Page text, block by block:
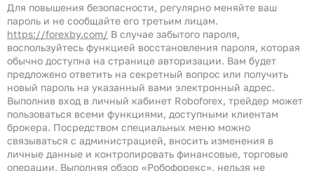
Для повышения безопасности‚ регулярно меняйте ваш
пароль и не сообщайте его третьим лицам.
https://forexby.com/ В случае забытого пароля‚
воспользуйтесь функцией восстановления пароля‚ которая
обычно доступна на странице авторизации. Вам будет
предложено ответить на секретный вопрос или получить
новый пароль на указанный вами электронный адрес.
Выполнив вход в личный кабинет Roboforex, трейдер может
пользоваться всеми функциями, доступными клиентам
брокера. Посредством специальных меню можно
связываться с администрацией, вносить изменения в
личные данные и контролировать финансовые, торговые
операции. Выполняя обзор «Робофорекс», нельзя не